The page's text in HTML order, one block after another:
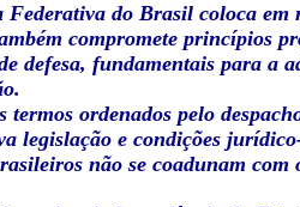
do Brasil coloca em
compromete princípios
defesa, fundamentais para a
termos ordenados pelo
legislação e condições
não se coadunam com